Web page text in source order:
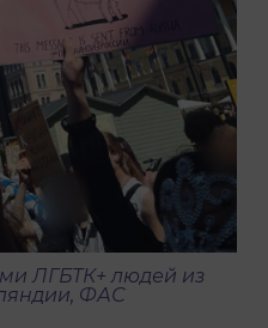
ЛГБТК+ людей из
ФАС